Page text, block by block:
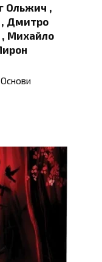
Ольжич ,
, Дмитро
, Михайло
Основи